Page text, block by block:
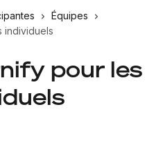
Équipes
individuels
pour les